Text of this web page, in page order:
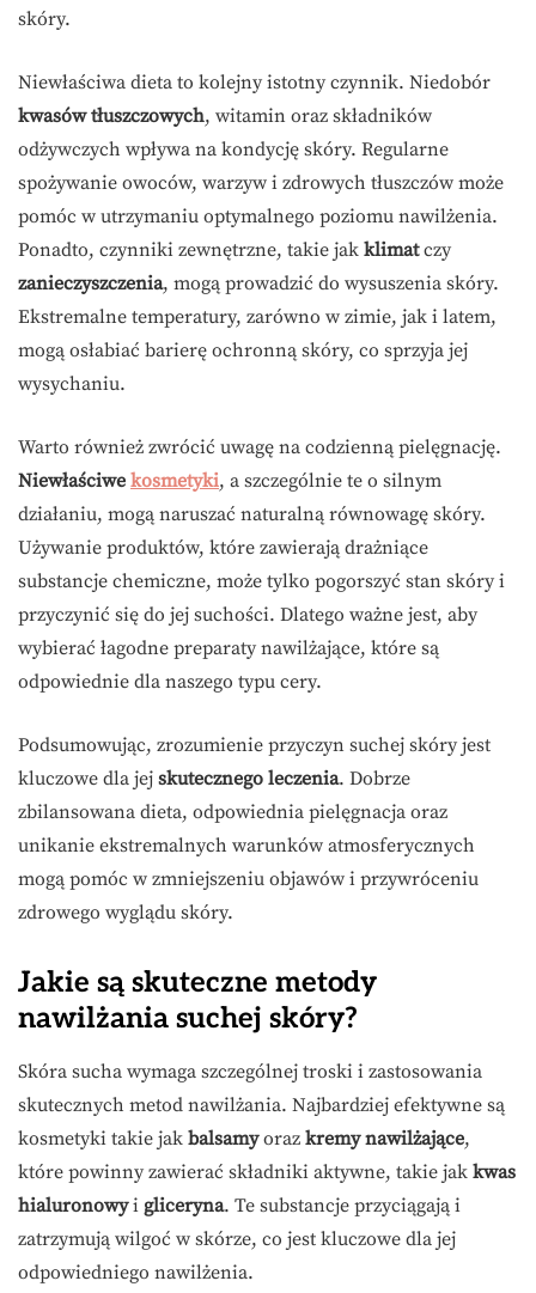
skóry.
Niewłaściwa dieta to kolejny istotny czynnik. Niedobór
kwasów tłuszczowych, witamin oraz składników
odżywczych wpływa na kondycję skóry. Regularne
spożywanie owoców, warzyw i zdrowych tłuszczów może
pomóc w utrzymaniu optymalnego poziomu nawilżenia.
Ponadto, czynniki zewnętrzne, takie jak klimatczy
zanieczyszczenia, mogą prowadzić do wysuszenia skóry.
Ekstremalne temperatury, zarówno w zimie, jak i latem,
mogą osłabiać barierę ochronną skóry, co sprzyja jej
wysychaniu.
Warto również zwrócić uwagę na codzienną pielęgnację.
Niewłaściwe kosmetyki, a szczególnie te o silnym
działaniu, mogą naruszać naturalną równowagę skóry.
Używanie produktów, które zawierają drażniące
substancje chemiczne, może tylko pogorszyć stan skóry i
przyczynić się do jej suchości. Dlatego ważne jest, aby
wybierać łagodne preparaty nawilżające, które są
odpowiednie dla naszego typu cery.
Podsumowując, zrozumienie przyczyn suchej skóry jest
kluczowe dla jej skutecznego leczenia. Dobrze
zbilansowana dieta, odpowiednia pielęgnacja oraz
unikanie ekstremalnych warunków atmosferycznych
mogą pomóc w zmniejszeniu objawów i przywróceniu
zdrowego wyglądu skóry.
Jakie są skuteczne metody
nawilżania suchej skóry?
Skóra sucha wymaga szczególnej troski i zastosowania
skutecznych metod nawilżania. Najbardziej efektywne są
kosmetyki takie jak balsamyoraz kremy nawilżające,
które powinny zawierać składniki aktywne, takie jak kwas
hialuronowyi gliceryna. Te substancje przyciągają i
zatrzymują wilgoć w skórze, co jest kluczowe dla jej
odpowiedniego nawilżenia.